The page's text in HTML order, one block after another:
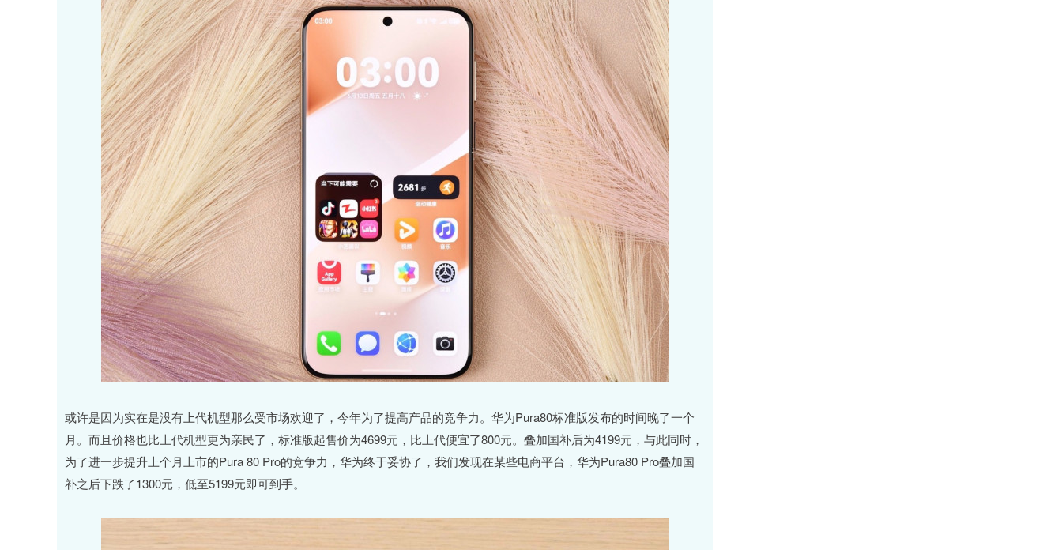
或许是因为实在是没有上代机型那么受市场欢迎了，今年为了提高产品的竞争力。华为Pura80标准版发布的时间晚了一个
月。而且价格也比上代机型更为亲民了，标准版起售价为4699元，比上代便宜了800元。叠加国补后为4199元，与此同时，
为了进一步提升上个月上市的Pura 80 Pro的竞争力，华为终于妥协了，我们发现在某些电商平台，华为Pura80 Pro叠加国
补之后下跌了1300元，低至5199元即可到手。